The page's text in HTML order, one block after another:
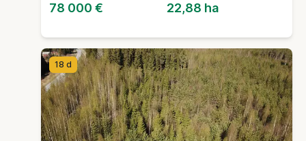
78 000 € 22,88 ha
18 d